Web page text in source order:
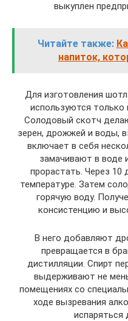
выкуплен
Читайте также:
напиток,
Для изготовления
используются только
Солодовый скотч
зерен, дрожжей и воды,
включает в себя
замачивают в воде
прорастать. Через 10
температуре. Затем
горячую воду.
консистенцию и
В него добавляют
превращается в
дистилляции. Спирт
выдерживают не
помещениях со
ходе вызревания
испаряться